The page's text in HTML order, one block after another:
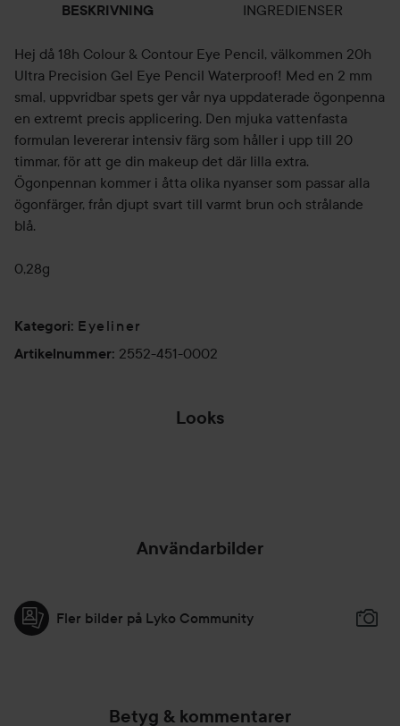
BESKRIVNING INGREDIENSER
Hej då 18h Colour & Contour Eye Pencil, välkommen 20h
Ultra Precision Gel Eye Pencil Waterproof! Med en 2 mm
smal, uppvridbar spets ger vår nya uppdaterade ögonpenna
en extremt precis applicering. Den mjuka vattenfasta
formulan levererar intensiv färg som håller i upp till 20
timmar, för att ge din makeup det där lilla extra.
Ögonpennan kommer i åtta olika nyanser som passar alla
ögonfärger, från djupt svart till varmt brun och strålande
blå.
0,28g
Kategori: Eyeliner
Artikelnummer: 2552-451-0002
Looks
Användarbilder
Fler bilder på Lyko Community
Betyg & kommentarer